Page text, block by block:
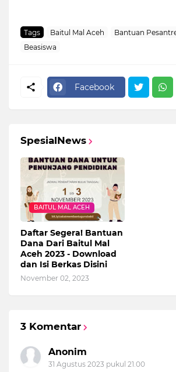
Tags Baitul Mal Aceh
Bantuan
Beasiswa
Facebook
SpesialNews
BAITUL MAL ACEH
Daftar Segera! Bantuan
Dana Dari Baitul Mal
Aceh 2023 - Download
dan Isi Berkas Disini
November 02, 2023
3 Komentar
Anonim
31 Agustus 2023 pukul 21.00